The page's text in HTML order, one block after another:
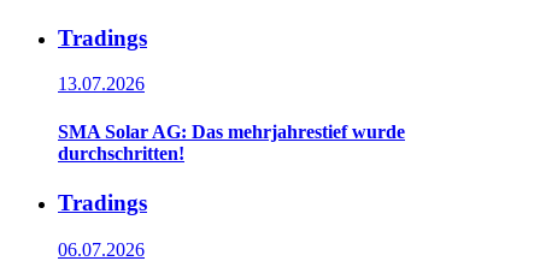
Tradings
13.07.2026
SMA Solar AG: Das mehrjahrestief wurde
durchschritten!
Tradings
06.07.2026